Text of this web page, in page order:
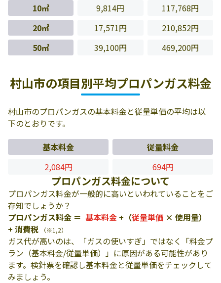
10㎥
9,814円
117,768円
20㎥
17,571円
210,852円
50㎥
39,100円 469,200円
村山市の項目別平均プロパンガス料金
村山市のプロパンガスの基本料金と従量単価の平均は以
下のとおりです。
基本料金
従量料金
2,084円
694円
プロパンガス料金について
プロパンガス料金が一般的に高いといわれていることをご
存知でしょうか？
プロパンガス料金 ＝ 基本料金 +（従量単価 × 使用量）
+ 消費税
（※1,2）
ガス代が高いのは、「ガスの使いすぎ」ではなく「料金プ
ラン（基本料金/従量単価）」に原因がある可能性があり
ます。検針票を確認し基本料金と従量単価をチェックして
みましょう。